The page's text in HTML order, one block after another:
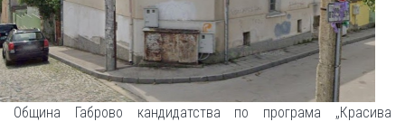
Община Габрово кандидатства по програма „Красива